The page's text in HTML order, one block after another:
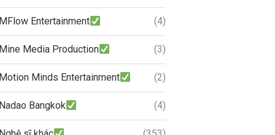
MFlow Entertainment (4)
Mine Media Production (3)
Motion Minds Entertainment (2)
Nadao Bangkok (4)